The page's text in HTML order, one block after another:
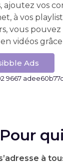
ajoutez vos
à vos
vous
vidéos
Ads
Pour
à